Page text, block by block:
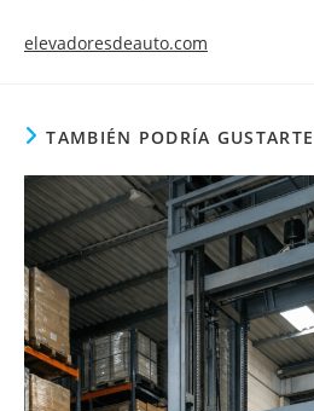
elevadoresdeauto.com
TAMBIÉN PODRÍA GUSTARTE